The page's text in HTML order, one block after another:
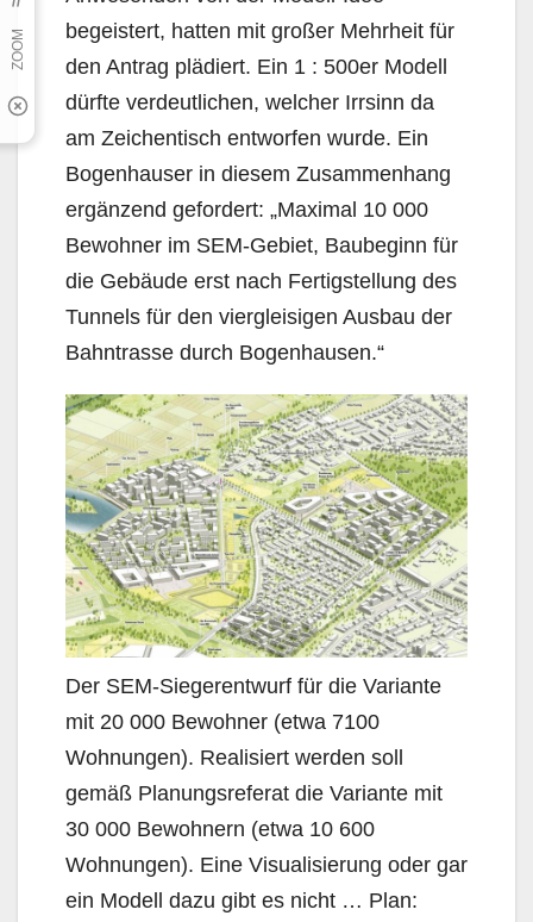
begeistert, hatten mit großer Mehrheit für
den Antrag plädiert. Ein 1 : 500er Modell
dürfte verdeutlichen, welcher Irrsinn da
am Zeichentisch entworfen wurde. Ein
Bogenhauser in diesem Zusammenhang
ergänzend gefordert: „Maximal 10 000
Bewohner im SEM-Gebiet, Baubeginn für
die Gebäude erst nach Fertig­stellung des
Tunnels für den viergleisigen Ausbau der
Bahntrasse durch Bogenhausen.“
Der SEM-Siegerentwurf für die Variante
mit 20 000 Bewohner (etwa 7100
Wohnungen). Realisiert werden soll
gemäß Planungsreferat die Variante mit
30 000 Bewohnern (etwa 10 600
Wohnungen). Eine Visualisierung oder gar
ein Modell dazu gibt es nicht … Plan: